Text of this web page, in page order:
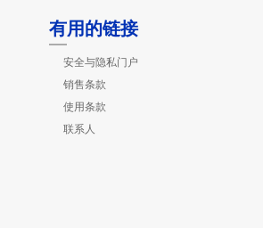
有用的链接
安全与隐私门户
销售条款
使用条款
联系人